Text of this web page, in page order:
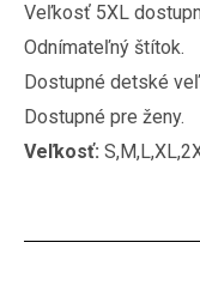
Veľkosť 5XL
Odnímateľný štítok.
Dostupné detské
Dostupné pre ženy.
Veľkosť: